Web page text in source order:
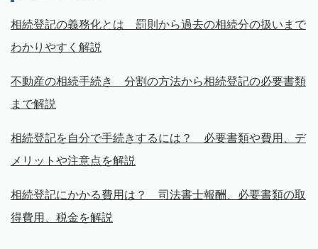
相続登記の義務化とは 罰則から過去の相続分の扱いまで
わかりやすく解説
不動産の相続手続き 分割の方法から相続登記の必要書類
まで解説
相続登記を自分で手続きするには？ 必要書類や費用、デ
メリットや注意点を解説
相続登記にかかる費用は？ 司法書士報酬、必要書類の取
得費用、税金を解説